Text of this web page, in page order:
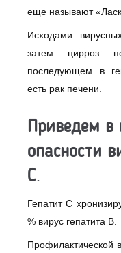
еще называют
Исходами
затем цирроз
последующем в
есть рак печени.
Приведем в
опасности
С.
Гепатит С
% вирус гепатита В.
Профилактической